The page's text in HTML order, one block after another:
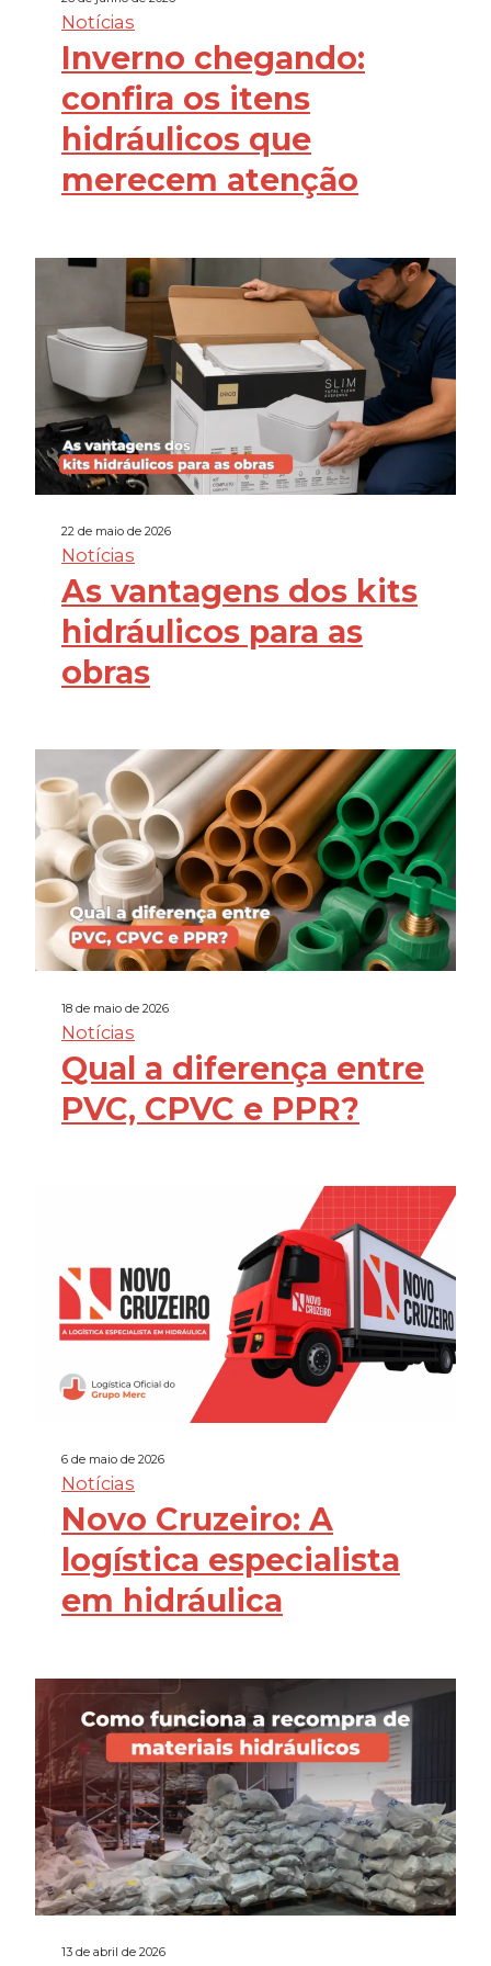
Notícias
Inverno chegando:
confira os itens
hidráulicos que
merecem atenção
22 de maio de 2026
Notícias
As vantagens dos kits
hidráulicos para as
obras
18 de maio de 2026
Notícias
Qual a diferença entre
PVC, CPVC e PPR?
6 de maio de 2026
Notícias
Novo Cruzeiro: A
logística especialista
em hidráulica
13 de abril de 2026